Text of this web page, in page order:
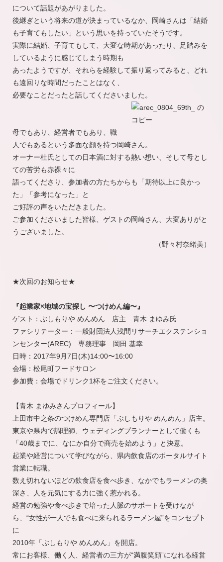
について話題があがりました。
後継ぎという将来の道が決まっているなか、岡崎さんは「結婚
も子育てもしたい」という思いを持っていたそうです。
実際に結婚、子育てもして、大変な時期があったり、足踏みを
しているように感じてしまう時期も
あったようですが、それらを経験して振り返ってみると、どれ
も遠回りな時間だったことはなく、
必要なことだったと話してくださいました。
母でもあり、経営者でもあり、職
人でもあるという多面な顔を持つ岡崎さん。
オーナー杜氏としての日本酒に対する熱い想い、そして母とし
ての苦労も赤裸々に
語ってくださり、参加者の方たちからも「期待以上に良かっ
た」「参考になった」と
ご好評の声をいただきました。
ご参加くださいました皆様、ゲストの岡崎さん、大変ありがと
うございました。
（野々村奈緒美）
★次回のお知らせ★
『起業家×地域の宝探し 〜つけめん編〜』
ゲスト：ぶしもりや めんめん 店主 青木 まゆみ氏
ファシリテーター：一般財団法人浅間リサーチエクステンショ
ンセンター(AREC) 専務理事 岡田 基幸
日時：2017年9月7日(木)14:00〜16:00
会場：松尾町フードサロン
参加費：会場でドリンク1杯をご注文ください。
【青木 まゆみさんプロフィール】
上田市中之条のつけめん専門店「ぶしもりや めんめん」店主。
東京や県内で調理師、ウェディングプランナーとして働くも
「40歳までに、なにか自分で商売を始めよう」と決意。
起業や経営について学びながら、県内飲食店のポータルサイト
営業に転職。
数え切れないほどの飲食店を食べ歩き、なかでもラーメンの奥
深さ、人を元気にする力に強く惹かれる。
経営の勉強や食べ歩きで培った人脈のサポートを受けなが
ら、“女性が一人でも食べに来られるラーメン屋”をコンセプト
に
2010年「ぶしもりや めんめん」を開店。
常にお客様、働く人、経営者の三方が“満腹笑顔”になれる経営